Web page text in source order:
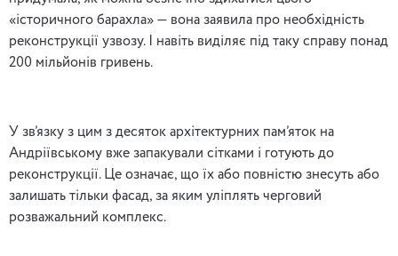
«історичного барахла» — вона заявила про необхідність
реконструкції узвозу. І навіть виділяє під таку справу понад
200 мільйонів гривень.
У зв’язку з цим з десяток архітектурних пам’яток на
Андріївському вже запакували сітками і готують до
реконструкції. Це означає, що їх або повністю знесуть або
залишать тільки фасад, за яким уліплять черговий
розважальний комплекс.